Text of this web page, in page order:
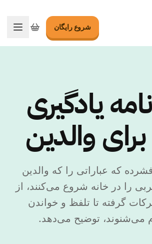
شروع رایگان
یادگیری
والدین
که عباراتی را که والدین
را در خانه شروع می‌کنند، از
گرفته تا تلفظ و خواندن
می‌شنوند، توضیح می‌دهد.